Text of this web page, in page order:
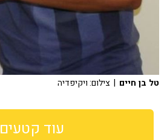
טל בן חיים | צילום: ויקיפדיה
עוד קטעים